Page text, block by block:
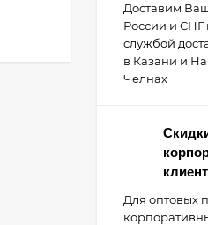
Доставим
России и СНГ
службой
в Казани и
Челнах
Для оптовых